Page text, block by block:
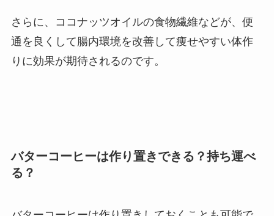
さらに、ココナッツオイルの食物繊維などが、便
通を良くして腸内環境を改善して痩せやすい体作
りに効果が期待されるのです。
バターコーヒーは作り置きできる？持ち運べ
る？